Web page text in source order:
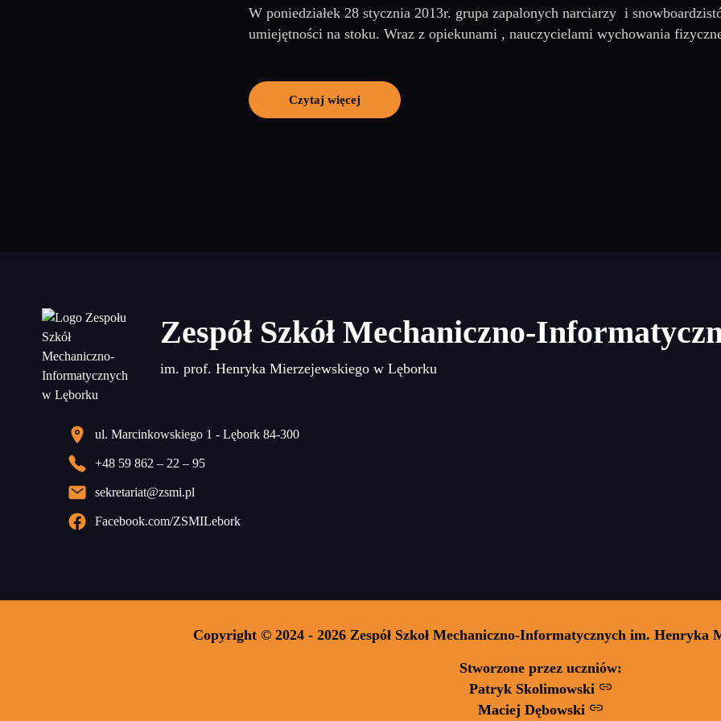
W poniedziałek 28 stycznia 2013r. grupa zapalonych narciarzy i
umiejętności na stoku. Wraz z opiekunami , nauczycielami wychowania
Czytaj więcej
Zespół Szkół Mechaniczno-
im. prof. Henryka Mierzejewskiego w Lęborku
ul. Marcinkowskiego 1 - Lębork 84-300
+48 59 862 – 22 – 95
sekretariat@zsmi.pl
Facebook.com/ZSMILebork
Copyright © 2024 - 2026 Zespół Szkoł Mechaniczno-Informatycznych im. Henryka
Stworzone przez uczniów:
Patryk Skolimowski
Maciej Dębowski